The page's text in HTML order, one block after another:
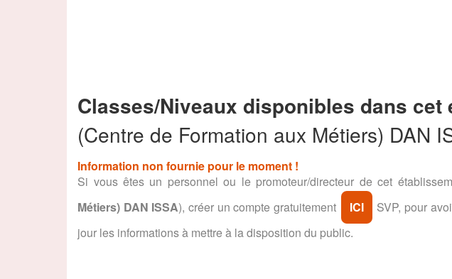
Classes/Niveaux disponibles dans cet
(Centre de Formation aux Métiers) DAN
Information non fournie pour le moment !
Si vous êtes un personnel ou le promoteur/directeur de cet
Métiers) DAN ISSA), créer un compte gratuitement ICI
SVP, pour
jour les informations à mettre à la disposition du public.